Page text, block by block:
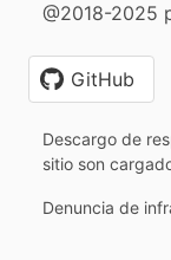
@2018-2025
GitHub
Descargo de
sitio son
Denuncia de